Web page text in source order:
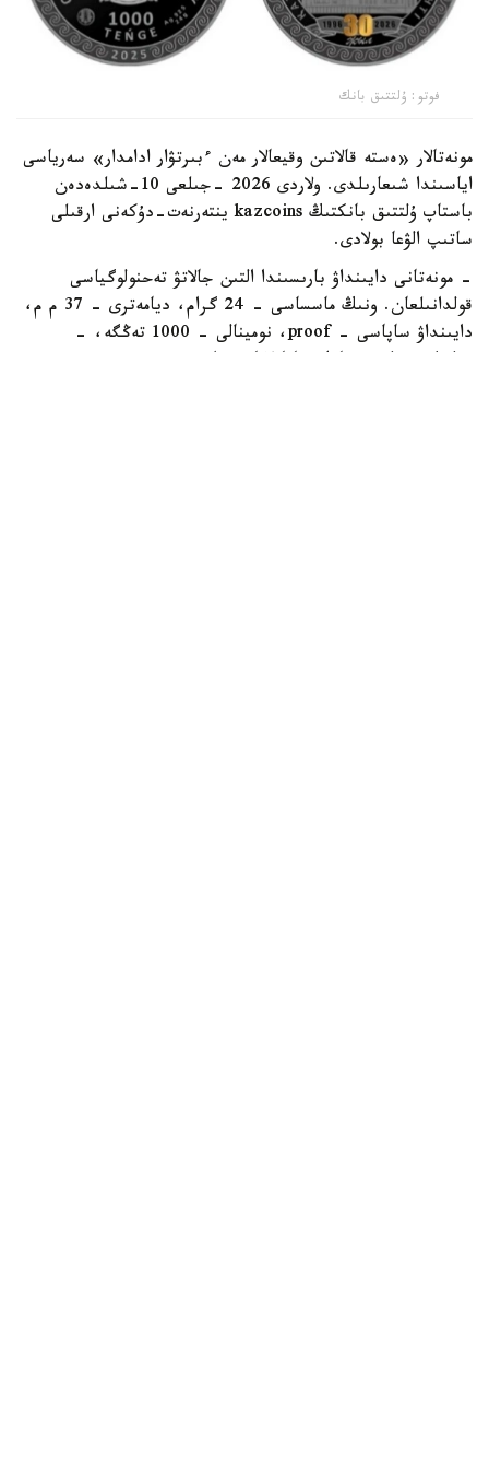
فوتو: ۇلتتىق بانك
مونەتالار «ەستە قالاتىن وقيعالار مەن ءبىرتۋار ادامدار» سەرياسى
اياسىندا شىعارىلدى. ولاردى 2026 -جىلعى 10-شىلدەدەن
باستاپ ۇلتتىق بانكتىڭ kazcoins ينتەرنەت-دۇكەنى ارقىلى
ساتىپ الۋعا بولادى.
- مونەتانى دايىنداۋ بارىسىندا التىن جالاتۋ تەحنولوگياسى
قولدانىلعان. ونىڭ ماسساسى - 24 گرام، ديامەترى - 37 م م،
دايىنداۋ ساپاسى – proof، نومينالى - 1000 تەڭگە، -